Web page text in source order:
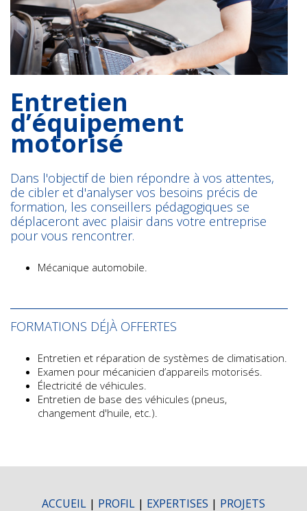
Entretien
d’équipement
motorisé
Dans l'objectif de bien répondre à vos attentes,
de cibler et d'analyser vos besoins précis de
formation, les conseillers pédagogiques se
déplaceront avec plaisir dans votre entreprise
pour vous rencontrer.
Mécanique automobile.
FORMATIONS DÉJÀ OFFERTES
Entretien et réparation de systèmes de climatisation.
Examen pour mécanicien d’appareils motorisés.
Électricité de véhicules.
Entretien de base des véhicules (pneus,
changement d'huile, etc.).
ACCUEIL | PROFIL | EXPERTISES | PROJETS